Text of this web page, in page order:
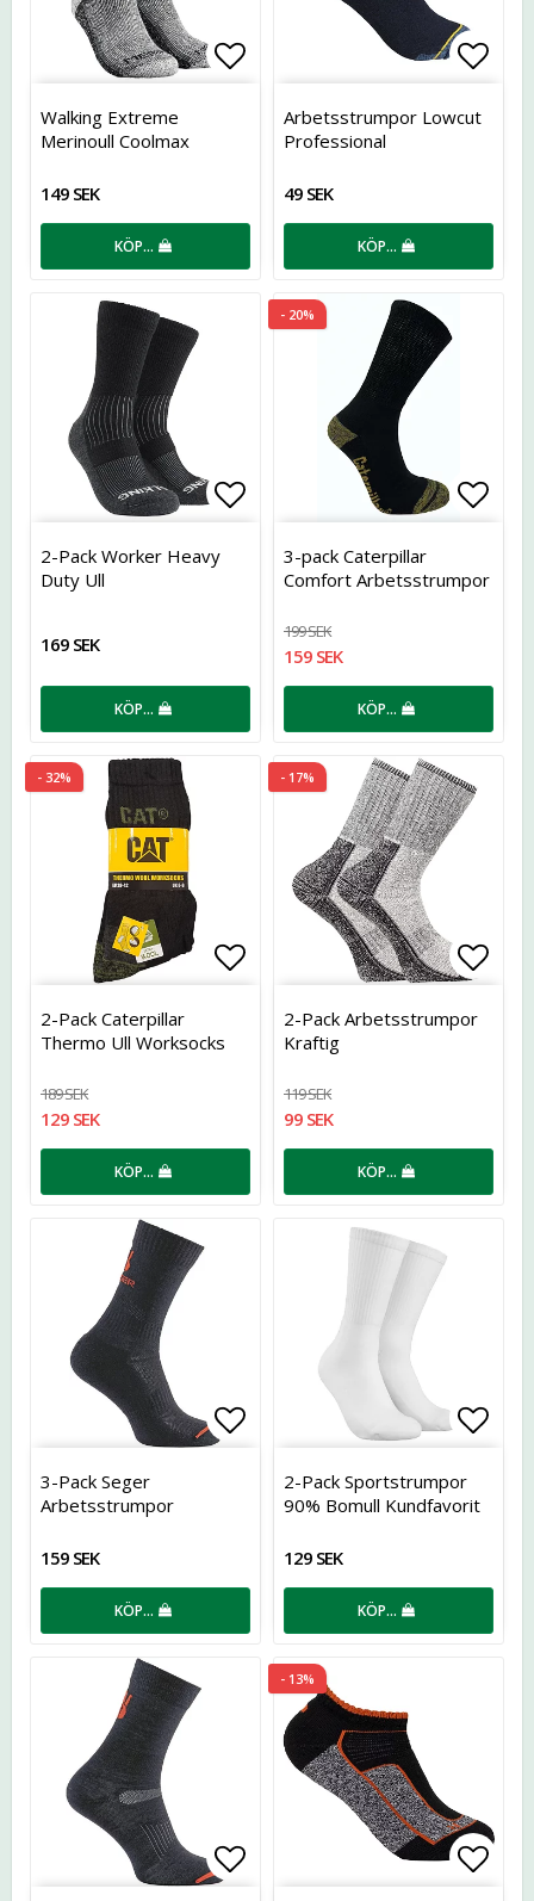
Lägg till i favoritlistan
Walking Extreme
Merinoull Coolmax
149 SEK
KÖP…
Arbetsstrumpor Lowcut
Professional
49 SEK
KÖP…
Lägg till i favoritlistan
2-Pack Worker Heavy
Duty Ull
169 SEK
KÖP…
- 20%
3-pack Caterpillar
Comfort Arbetsstrumpor
199 SEK
159 SEK
KÖP…
- 32%
Lägg till i favoritlistan
2-Pack Caterpillar
Thermo Ull Worksocks
189 SEK
129 SEK
KÖP…
- 17%
2-Pack Arbetsstrumpor
Kraftig
119 SEK
99 SEK
KÖP…
Lägg till i favoritlistan
3-Pack Seger
Arbetsstrumpor
159 SEK
KÖP…
2-Pack Sportstrumpor
90% Bomull Kundfavorit
129 SEK
KÖP…
- 13%